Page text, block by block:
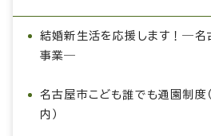
結婚新生活を応援します！―名
事業―
名古屋市こども誰でも通園制度
内）